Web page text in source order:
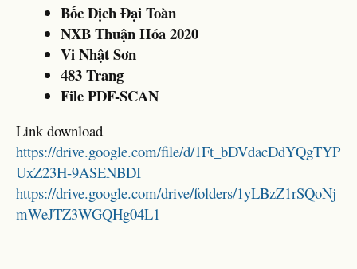
Bốc Dịch Đại Toàn
NXB Thuận Hóa 2020
Vi Nhật Sơn
483 Trang
File PDF-SCAN
Link download
https://drive.google.com/file/d/1Ft_bDVdacDdYQgTYP
UxZ23H-9ASENBDI
https://drive.google.com/drive/folders/1yLBzZ1rSQoNj
mWeJTZ3WGQHg04L1